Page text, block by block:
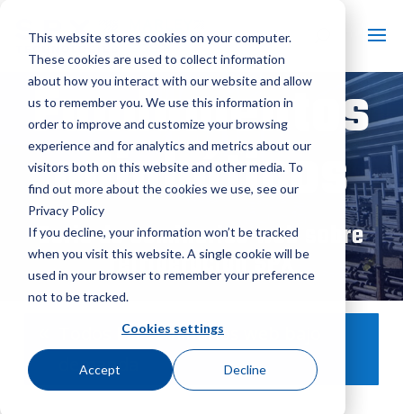
This website stores cookies on your computer.
These cookies are used to collect information
about how you interact with our website and allow
us to remember you. We use this information in
order to improve and customize your browsing
experience and for analytics and metrics about our
visitors both on this website and other media. To
find out more about the cookies we use, see our
Privacy Policy
If you decline, your information won’t be tracked
when you visit this website. A single cookie will be
used in your browser to remember your preference
not to be tracked.
Cookies settings
Accept Decline
Fundamentos
adiabáticos
Serie de seminarios web sobre
refrigeración SPX
Todos los seminarios web bajo
demanda